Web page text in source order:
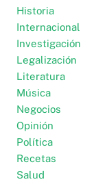
Historia
Internacional
Investigación
Legalización
Literatura
Música
Negocios
Opinión
Política
Recetas
Salud